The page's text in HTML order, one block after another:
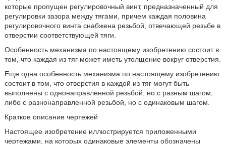
которые пропущен регулировочный винт, предназначенный для
регулировки зазора между тягами, причем каждая половина
регулировочного винта снабжена резьбой, отвечающей резьбе в
отверстии соответствующей тяги.
Особенность механизма по настоящему изобретению состоит в
том, что каждая из тяг может иметь утолщение вокруг отверстия.
Еще одна особенность механизма по настоящему изобретению
состоит в том, что отверстия в каждой из тяг могут быть
выполнены с однонаправленной резьбой, но с разным шагом,
либо с разнонаправленной резьбой, но с одинаковым шагом.
Краткое описание чертежей
Настоящее изобретение иллюстрируется приложенными
чертежами, на которых одинаковые элементы обозначены